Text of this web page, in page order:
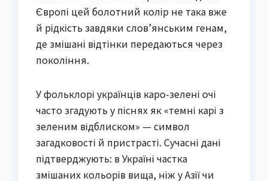
Європі цей болотний колір не така вже
й рідкість завдяки слов’янським генам,
де змішані відтінки передаються через
покоління.
У фольклорі українців каро-зелені очі
часто згадують у піснях як «темні карі з
зеленим відблиском» — символ
загадковості й пристрасті. Сучасні дані
підтверджують: в Україні частка
змішаних кольорів вища, ніж у Азії чи